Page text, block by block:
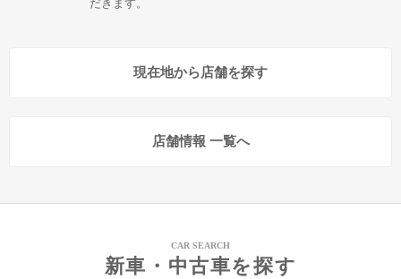
だきます。
現在地から店舗を探す
店舗情報 一覧へ
CAR SEARCH
新車・中古車を探す